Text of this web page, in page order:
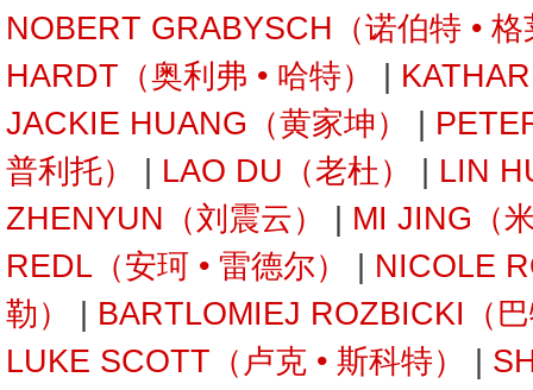
NOBERT GRABYSCH（诺伯特 •
HARDT（奥利弗 • 哈特）
JACKIE HUANG（黄家坤）
普利托）
LAO DU（老杜）
LIN
ZHENYUN（刘震云）
MI JING（
REDL（安珂 • 雷德尔）
NICOLE
勒）
BARTLOMIEJ ROZBICKI（
LUKE SCOTT（卢克 • 斯科特）